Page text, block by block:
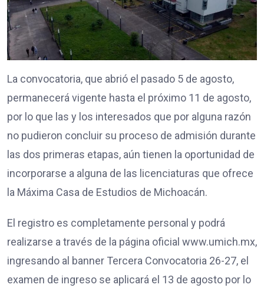
La convocatoria, que abrió el pasado 5 de agosto,
permanecerá vigente hasta el próximo 11 de agosto,
por lo que las y los interesados que por alguna razón
no pudieron concluir su proceso de admisión durante
las dos primeras etapas, aún tienen la oportunidad de
incorporarse a alguna de las licenciaturas que ofrece
la Máxima Casa de Estudios de Michoacán.
El registro es completamente personal y podrá
realizarse a través de la página oficial www.umich.mx,
ingresando al banner Tercera Convocatoria 26-27, el
examen de ingreso se aplicará el 13 de agosto por lo